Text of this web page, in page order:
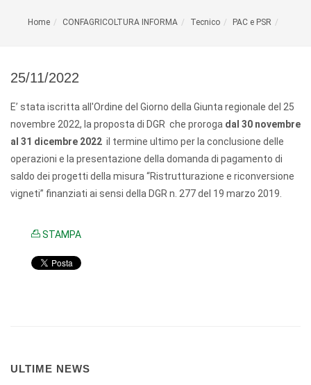
Home CONFAGRICOLTURA INFORMA Tecnico PAC e PSR
25/11/2022
E’ stata iscritta all'Ordine del Giorno della Giunta regionale del 25
novembre 2022, la proposta di DGR che proroga dal 30 novembre
al 31 dicembre 2022 il termine ultimo per la conclusione delle
operazioni e la presentazione della domanda di pagamento di
saldo dei progetti della misura “Ristrutturazione e riconversione
vigneti” finanziati ai sensi della DGR n. 277 del 19 marzo 2019
STAMPA
ULTIME NEWS